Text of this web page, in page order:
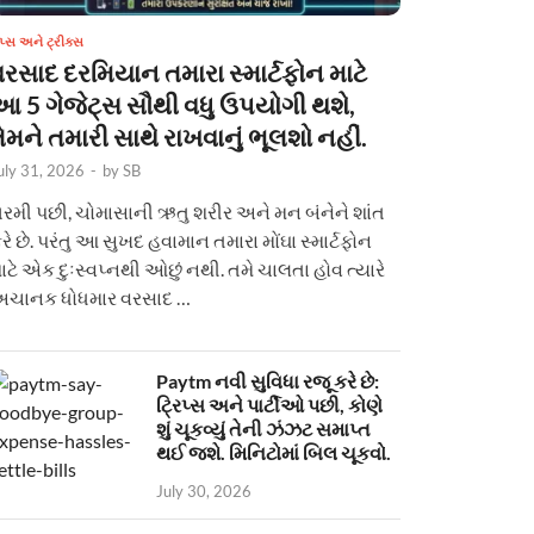
અને ટ્રીક્સ
દરમિયાન તમારા સ્માર્ટફોન માટે
5 ગેજેટ્સ સૌથી વધુ ઉપયોગી થશે,
તમારી સાથે રાખવાનું ભૂલશો નહીં.
31, 2026 - bySB
પછી, ચોમાસાની ઋતુ શરીર અને મન બંનેને શાંત
છે. પરંતુ આ સુખદ હવામાન તમારા મોંઘા સ્માર્ટફોન
એક દુઃસ્વપ્નથી ઓછું નથી. તમે ચાલતા હોવ ત્યારે
ધોધમાર વરસાદ …
Paytm નવી સુવિધા રજૂ કરે છે:
ટ્રિપ્સ અને પાર્ટીઓ પછી, કોણે
શું ચૂકવ્યું તેની ઝંઝટ સમાપ્ત
થઈ જશે. મિનિટોમાં બિલ ચૂકવો.
July 30, 2026